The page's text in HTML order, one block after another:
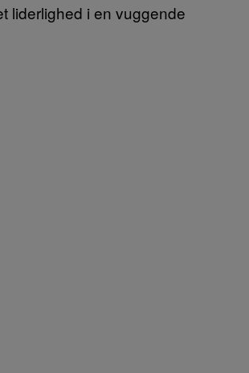
liderlighed i en vuggende